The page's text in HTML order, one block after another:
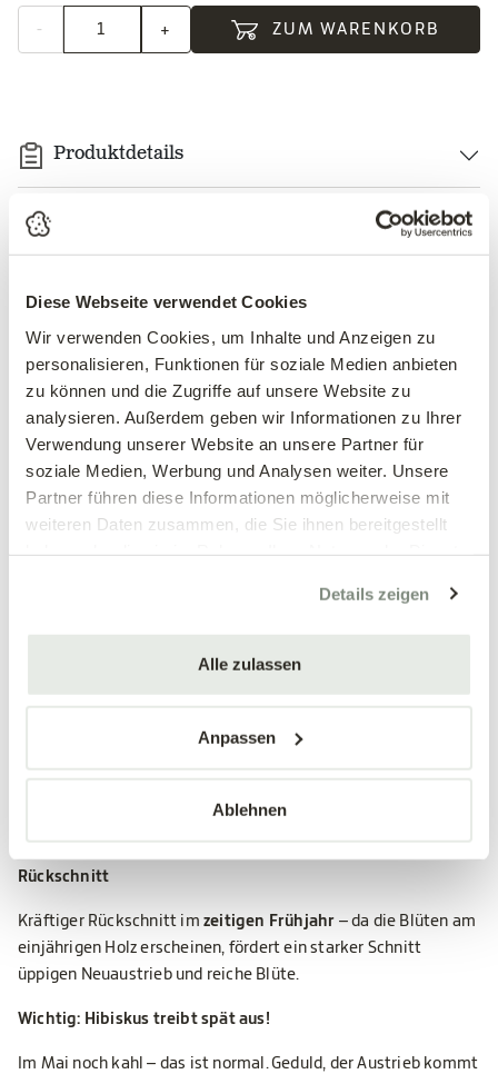
Diese Webseite verwendet Cookies
Wir verwenden Cookies, um Inhalte und Anzeigen zu
personalisieren, Funktionen für soziale Medien anbieten
zu können und die Zugriffe auf unsere Website zu
analysieren. Außerdem geben wir Informationen zu Ihrer
Verwendung unserer Website an unsere Partner für
soziale Medien, Werbung und Analysen weiter. Unsere
Partner führen diese Informationen möglicherweise mit
weiteren Daten zusammen, die Sie ihnen bereitgestellt
Details zeigen
Alle zulassen
Anpassen
Ablehnen
- + ZUM WARENKORB
Produktdetails
dunkelroter Mitte | zweifarbig | bienenfreundlich |
winterhart
'SUP' Heart'® ist der Hibiskus mit dem stärksten Farb-
Kontrast: Die großen, trichterförmigen Blüten sind
mit einer markant dunkelroten, fast schwarzen Mitte
klares, modernes Zweifarbenbild mit hoher Fernwirkung. Von
Juli bis September öffnen sich kontinuierlich neue Blüten, da
jede Einzelblüte zwar kurzlebig ist, durch laufenden
und dichtem, gut verzweigtem Wuchs
Eingangsbereiche und Innenhöfe.
konzipiert. In einem sehr großen Kübel
(mind. 60 cm Ø) für einige Jahre möglich – bei Kübelhaltung
regelmäßig gießen und düngen, Kübel bei starkem Frost vor
Rückschnitt
Kräftiger Rückschnitt im zeitigen Frühjahr – da die Blüten am
einjährigen Holz erscheinen, fördert ein starker Schnitt
üppigen Neuaustrieb und reiche Blüte.
Wichtig: Hibiskus treibt spät aus!
Im Mai noch kahl – das ist normal. Geduld, der Austrieb kommt